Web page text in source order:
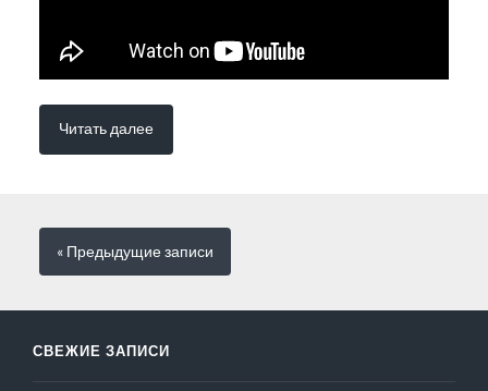
Читать далее
« Предыдущиезаписи
СВЕЖИЕ ЗАПИСИ